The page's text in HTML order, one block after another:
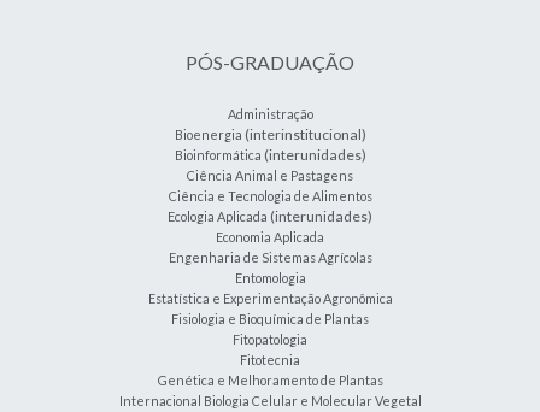
PÓS-GRADUAÇÃO
Administração
Bioenergia (interinstitucional)
Bioinformática (interunidades)
Ciência Animal e Pastagens
Ciência e Tecnologia de Alimentos
Ecologia Aplicada (interunidades)
Economia Aplicada
Engenharia de Sistemas Agrícolas
Entomologia
Estatística e Experimentação Agronômica
Fisiologia e Bioquímica de Plantas
Fitopatologia
Fitotecnia
Genética e Melhoramento de Plantas
Internacional Biologia Celular e Molecular Vegetal